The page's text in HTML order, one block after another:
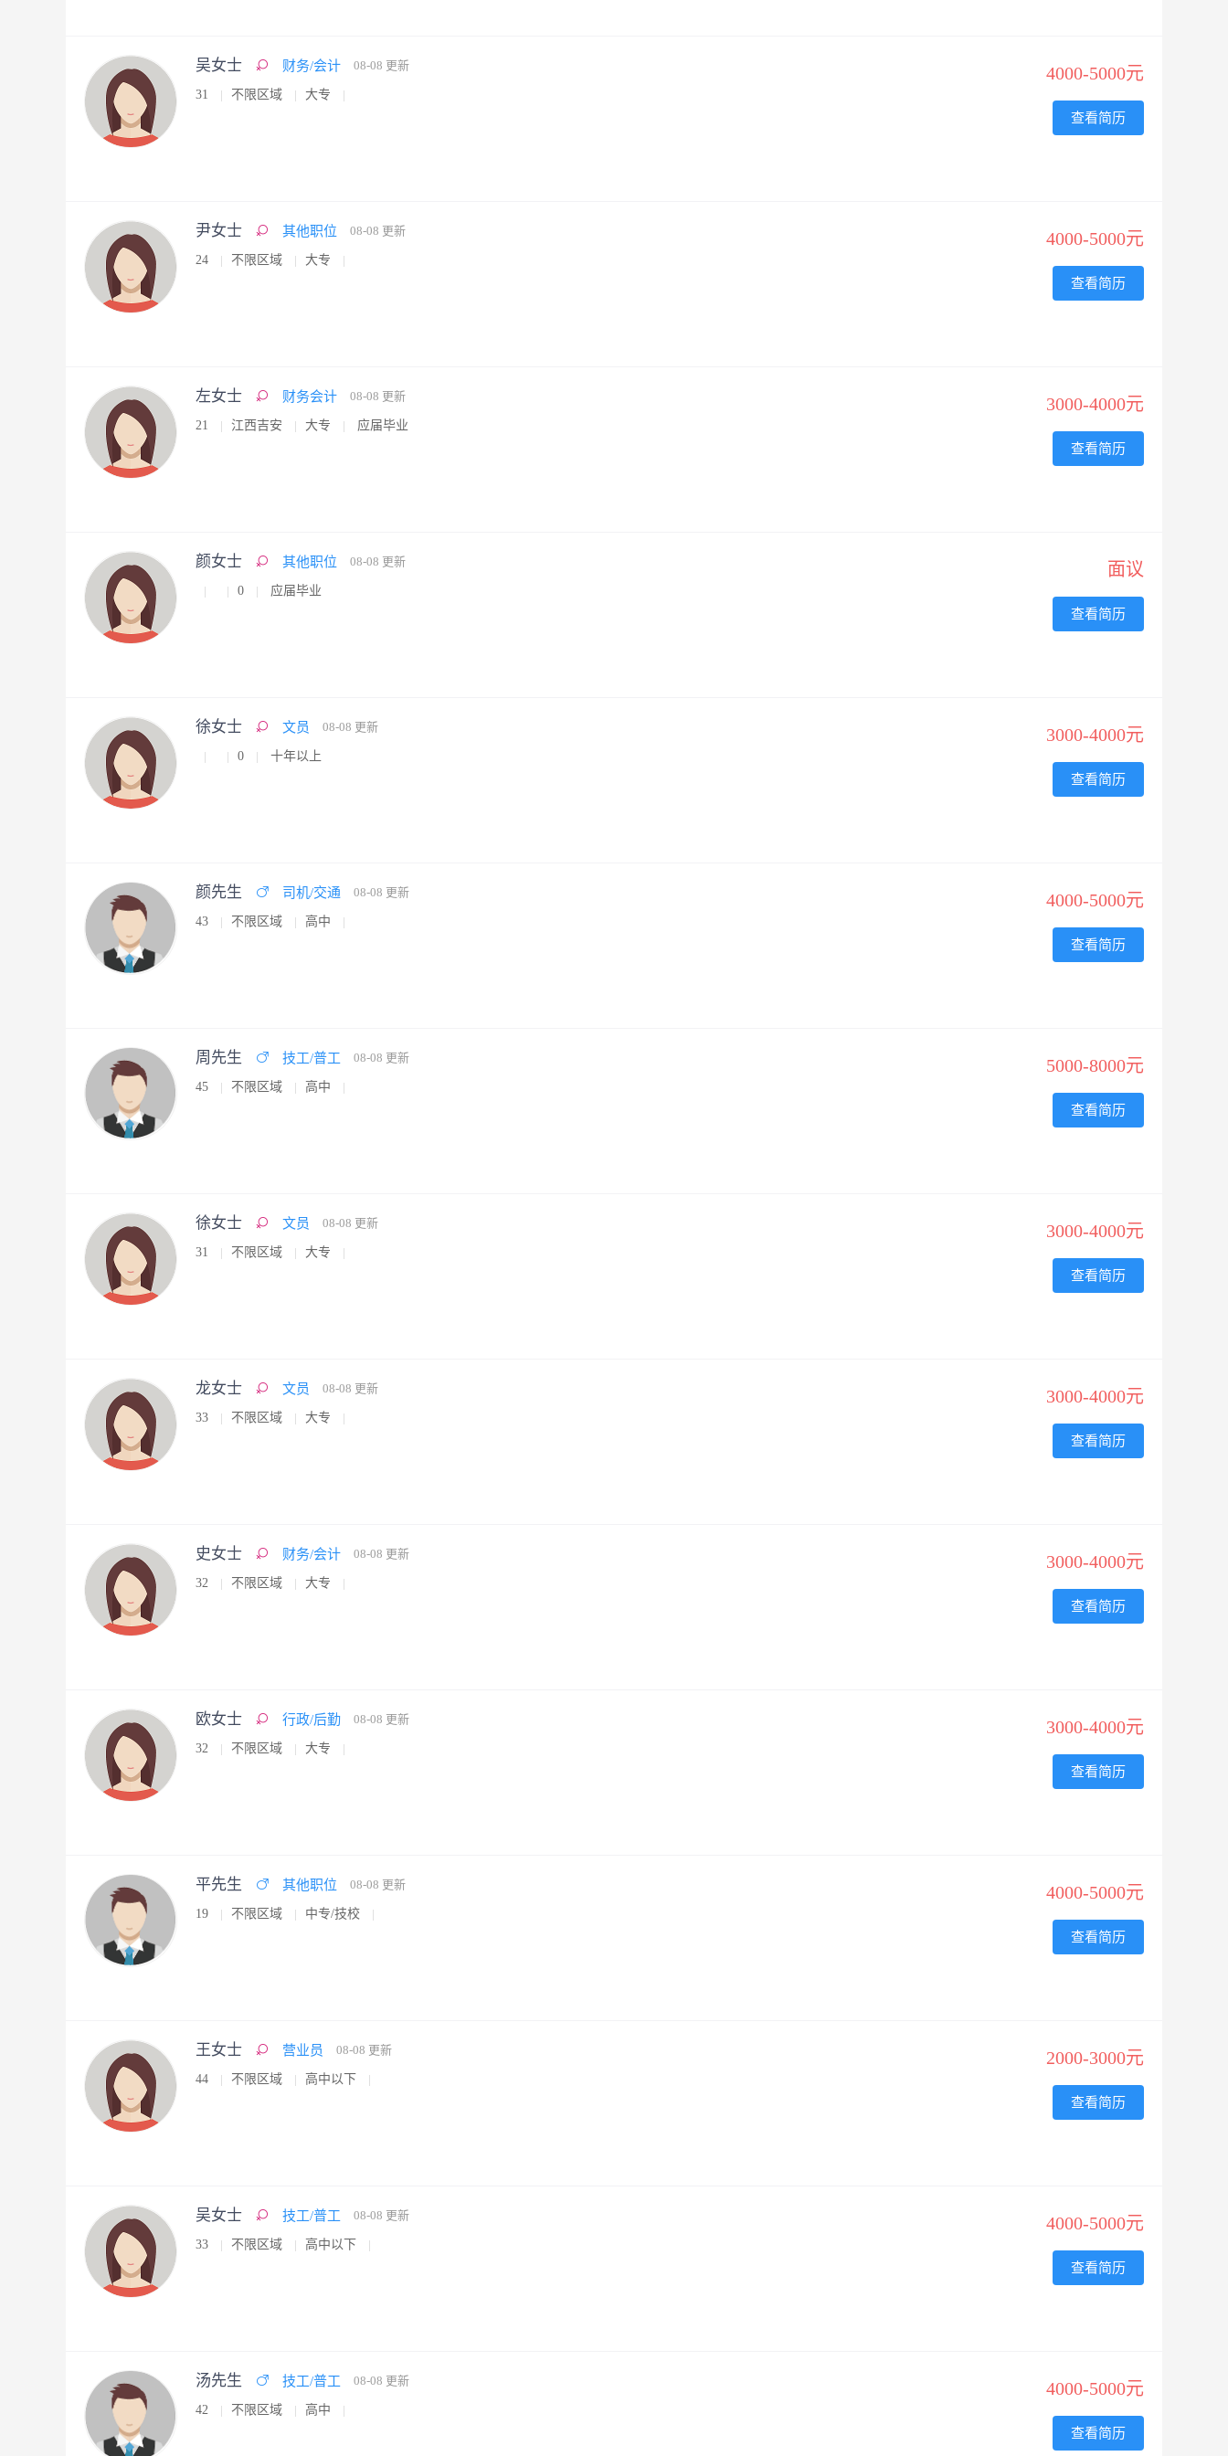
吴女士 财务/会计 08-08 更新
31 不限区域 大专
4000-5000元
查看简历
尹女士 其他职位 08-08 更新
24 不限区域 大专
4000-5000元
查看简历
左女士 财务会计 08-08 更新
21 江西吉安 大专 应届毕业
3000-4000元
查看简历
颜女士 其他职位 08-08 更新
0 应届毕业
面议
查看简历
徐女士 文员 08-08 更新
0 十年以上
3000-4000元
查看简历
颜先生 司机/交通 08-08 更新
43 不限区域 高中
4000-5000元
查看简历
周先生 技工/普工 08-08 更新
45 不限区域 高中
5000-8000元
查看简历
徐女士 文员 08-08 更新
31 不限区域 大专
3000-4000元
查看简历
龙女士 文员 08-08 更新
33 不限区域 大专
3000-4000元
查看简历
史女士 财务/会计 08-08 更新
32 不限区域 大专
3000-4000元
查看简历
欧女士 行政/后勤 08-08 更新
32 不限区域 大专
3000-4000元
查看简历
平先生 其他职位 08-08 更新
19 不限区域 中专/技校
4000-5000元
查看简历
王女士 营业员 08-08 更新
44 不限区域 高中以下
2000-3000元
查看简历
吴女士 技工/普工 08-08 更新
33 不限区域 高中以下
4000-5000元
查看简历
汤先生 技工/普工 08-08 更新
42 不限区域 高中
4000-5000元
查看简历